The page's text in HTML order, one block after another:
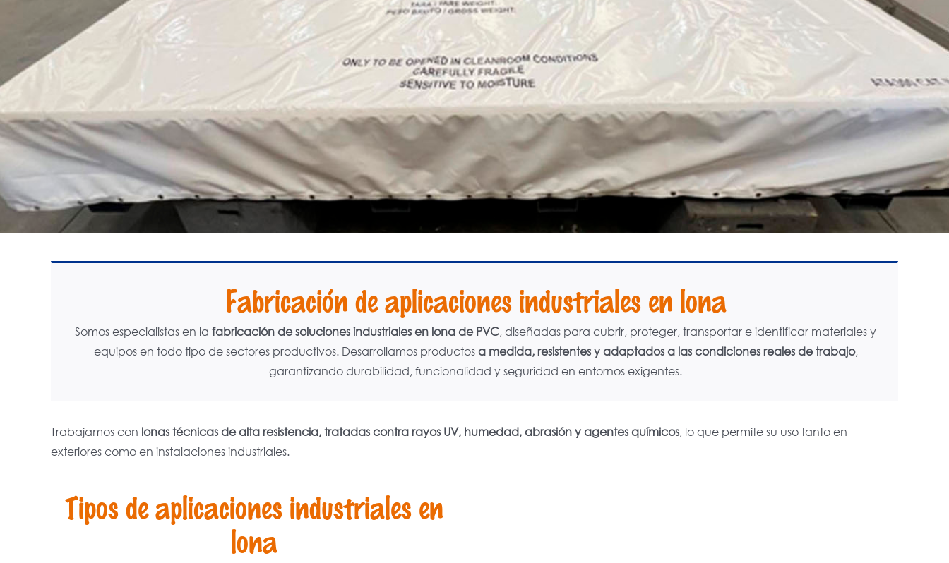
Fabricación de aplicaciones industriales en lona
Somos especialistas en la fabricación de soluciones industriales en lona de PVC, diseñadas para cubrir, proteger, transportar e identificar materiales y
equipos en todo tipo de sectores productivos. Desarrollamos productos a medida, resistentes y adaptados a las condiciones reales de trabajo,
garantizando durabilidad, funcionalidad y seguridad en entornos exigentes.
Trabajamos con lonas técnicas de alta resistencia, tratadas contra rayos UV, humedad, abrasión y agentes químicos, lo que permite su uso tanto en
exteriores como en instalaciones industriales.
Tipos de aplicaciones industriales en
lona